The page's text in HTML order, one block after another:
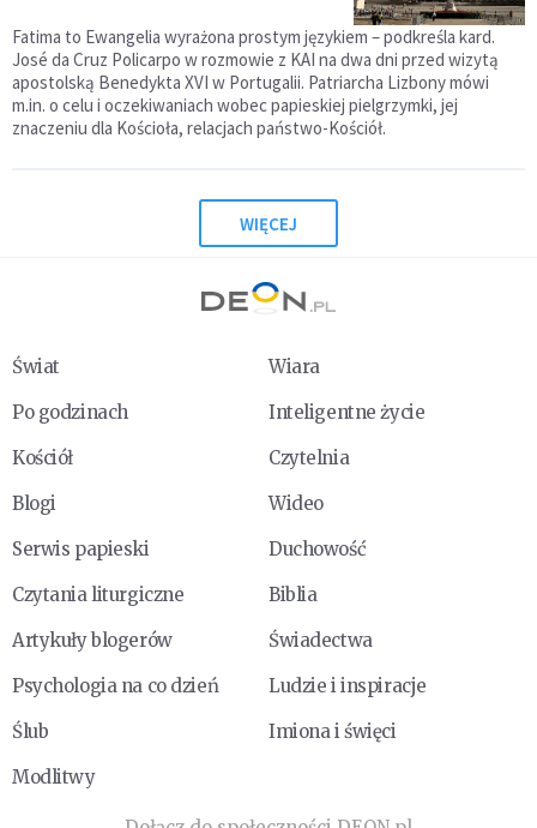
Fatima to Ewangelia wyrażona prostym językiem – podkreśla kard.
José da Cruz Policarpo w rozmowie z KAI na dwa dni przed wizytą
apostolską Benedykta XVI w Portugalii. Patriarcha Lizbony mówi
m.in. o celu i oczekiwaniach wobec papieskiej pielgrzymki, jej
znaczeniu dla Kościoła, relacjach państwo-Kościół.
WIĘCEJ
Świat
Wiara
Po godzinach
Inteligentne życie
Kościół
Czytelnia
Blogi
Wideo
Serwis papieski
Duchowość
Czytania liturgiczne
Biblia
Artykuły blogerów
Świadectwa
Psychologia na co dzień
Ludzie i inspiracje
Ślub
Imiona i święci
Modlitwy